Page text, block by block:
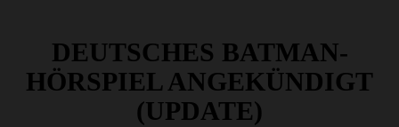
DEUTSCHES BATMAN-
HÖRSPIEL ANGEKÜNDIGT
(UPDATE)